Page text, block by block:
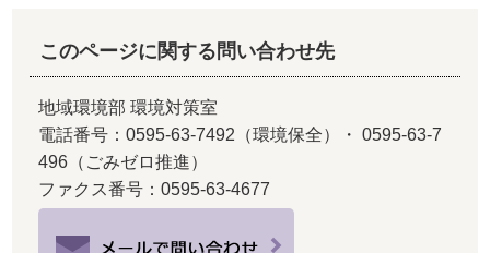
このページに関する問い合わせ先
地域環境部 環境対策室
電話番号：0595-63-7492（環境保全）・ 0595-63-7
496（ごみゼロ推進）
ファクス番号：0595-63-4677